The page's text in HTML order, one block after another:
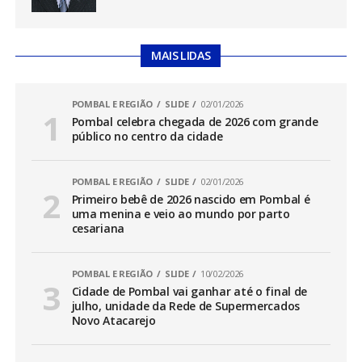
MAIS LIDAS
POMBAL E REGIÃO SLIDE 02/01/2026
Pombal celebra chegada de 2026 com grande
público no centro da cidade
POMBAL E REGIÃO SLIDE 02/01/2026
Primeiro bebê de 2026 nascido em Pombal é
uma menina e veio ao mundo por parto
cesariana
POMBAL E REGIÃO SLIDE 10/02/2026
Cidade de Pombal vai ganhar até o final de
julho, unidade da Rede de Supermercados
Novo Atacarejo